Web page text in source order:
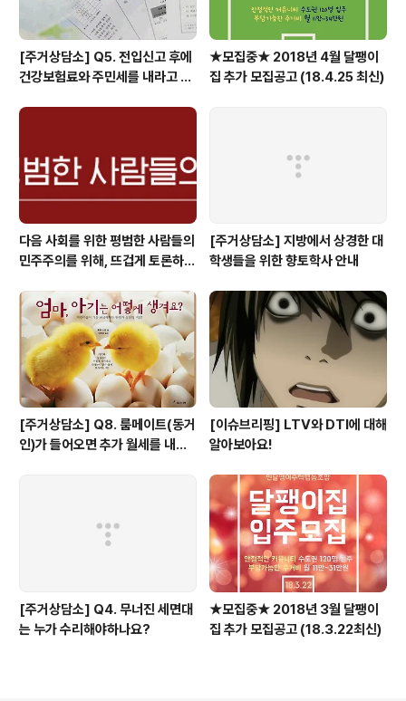
[주거상담소] Q5. 전입신고 후에
건강보험료와 주민세를 내라고 고
★모집중★ 2018년 4월 달팽이
집 추가 모집공고 (18.4.25 최신)
다음 사회를 위한 평범한 사람들의
민주주의를 위해, 뜨겁게 토론하고
[주거상담소] 지방에서 상경한 대
학생들을 위한 향토학사 안내
[주거상담소] Q8. 룸메이트(동거
인)가 들어오면 추가 월세를 내야
[이슈브리핑] LTV와 DTI에 대해
알아보아요!
[주거상담소] Q4. 무너진 세면대
는 누가 수리해야하나요?
★모집중★ 2018년 3월 달팽이
집 추가 모집공고 (18.3.22최신)